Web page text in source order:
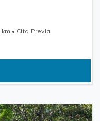
• Cita Previa